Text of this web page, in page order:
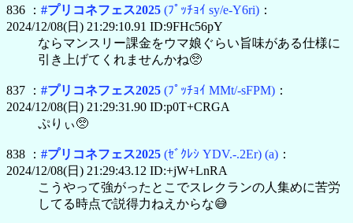
836 ： #プリコネフェス2025 (ﾌﾟｯﾁｮｲ sy/e-Y6ri) ：
2024/12/08(日) 21:29:10.91 ID:9FHc56pY
ならマンスリー課金をウマ娘ぐらい旨味がある仕様に
引き上げてくれませんかね🥺
837 ： #プリコネフェス2025 (ﾌﾟｯﾁｮｲ MMt/-sFPM) ：
2024/12/08(日) 21:29:31.90 ID:p0T+CRGA
ぷりぃ🥺
838 ： #プリコネフェス2025 (ｾﾞｸﾚｼ YDV.-.2Er) (a) ：
2024/12/08(日) 21:29:43.12 ID:+jW+LnRA
こうやって強がったとこでスレクランの人集めに苦労
してる時点で説得力ねえからな😅